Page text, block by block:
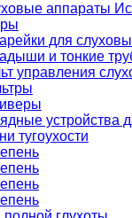
аппараты
для
и тонкие
управления
устройства
тугоухости